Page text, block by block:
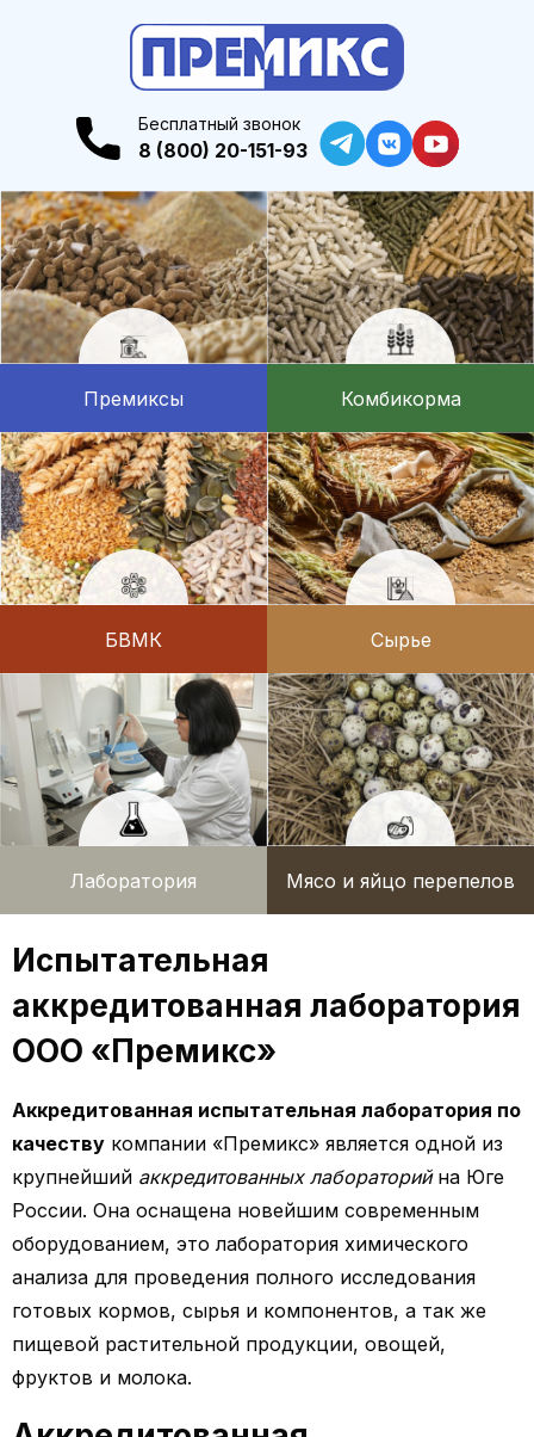
Бесплатный звонок
8 (800) 20-151-93
Премиксы Комбикорма
БВМК Сырье
Лаборатория Мясо и яйцо перепелов
Испытательная
аккредитованная лаборатория
ООО «Премикс»
Аккредитованная испытательная лаборатория по
качеству компании «Премикс» является одной из
крупнейший аккредитованных лабораторийна Юге
России. Она оснащена новейшим современным
оборудованием, это лаборатория химического
анализа для проведения полного исследования
готовых кормов, сырья и компонентов, а так же
пищевой растительной продукции, овощей,
фруктов и молока.